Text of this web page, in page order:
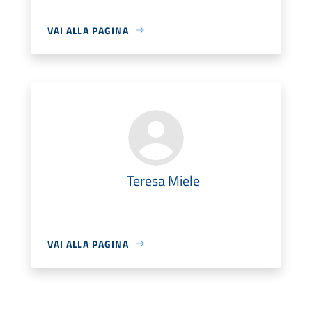
VAI ALLA PAGINA
Teresa Miele
VAI ALLA PAGINA